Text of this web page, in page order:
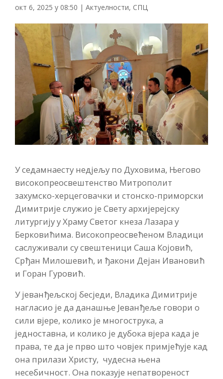
окт 6, 2025 у 08:50 | Актуелности, СПЦ
У седамнаесту недјељу по Духовима, Његово
високопреосвештенство Митрополит
захумско-херцеговачки и стонско-приморски
Димитрије служио је Свету архијерејску
литургију у Храму Светог кнеза Лазара у
Берковићима. Високопреосвећеном Владици
саслуживали су свештеници Саша Којовић,
Срђан Милошевић, и ђакони Дејан Ивановић
и Горан Гуровић.
У јеванђељској бесједи, Владика Димитрије
нагласио је да данашње Јеванђеље говори о
сили вјере, колико је многострука, а
једноставна, и колико је дубока вјера када је
права, те да је прво што човјек примјећује кад
она прилази Христу, чудесна њена
несебичност. Она показује непатвореност